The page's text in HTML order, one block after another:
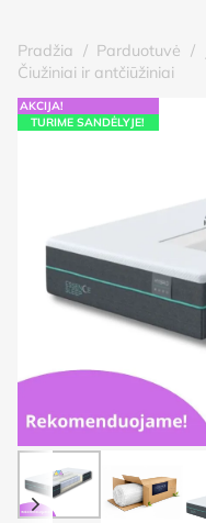
Pradžia / Parduotuvė /
Čiužiniai ir antčiūžiniai
AKCIJA!
TURIME SANDĖLYJE!